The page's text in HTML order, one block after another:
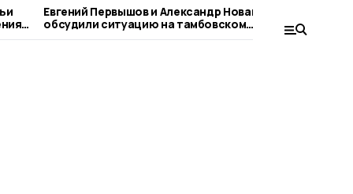
Евгений Первышов и Александр Новак
обсудили ситуацию на тамбовском
топливном рынке
«Прямая